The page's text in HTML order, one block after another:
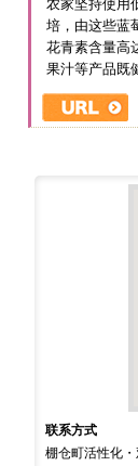
农家坚持使用
培，由这些蓝
花青素含量高
果汁等产品既
联系方式
棚仓町活性化